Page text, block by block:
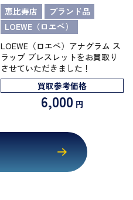
恵比寿店
ブランド品
LOEWE（ロエベ）
LOEWE（ロエベ）アナグラム ス
ラップ ブレスレットをお買取り
させていただきました！
買取参考価格
6,000 円